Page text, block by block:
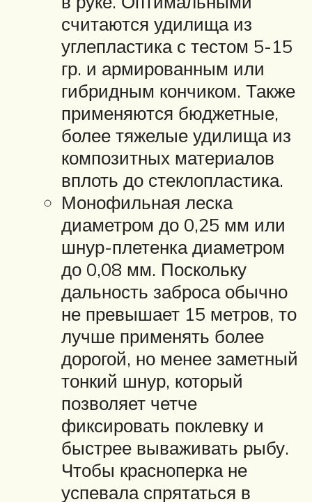
считаются удилища из
углепластика с тестом 5-15
гр. и армированным или
гибридным кончиком. Также
применяются бюджетные,
более тяжелые удилища из
композитных материалов
вплоть до стеклопластика.
Монофильная леска
диаметром до 0,25 мм или
шнур-плетенка диаметром
до 0,08 мм. Поскольку
дальность заброса обычно
не превышает 15 метров, то
лучше применять более
дорогой, но менее заметный
тонкий шнур, который
позволяет четче
фиксировать поклевку и
быстрее вываживать рыбу.
Чтобы красноперка не
успевала спрятаться в